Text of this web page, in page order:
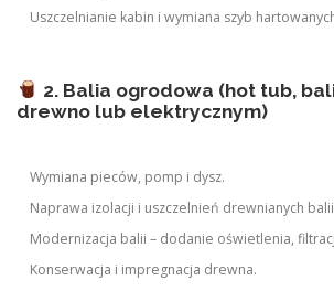
Uszczelnianie kabin i wymiana szyb
2. Balia ogrodowa (hot tub,
drewno lub elektrycznym)
Wymiana pieców, pomp i dysz.
Naprawa izolacji i uszczelnień drewnianych
Modernizacja balii – dodanie oświetlenia,
Konserwacja i impregnacja drewna.